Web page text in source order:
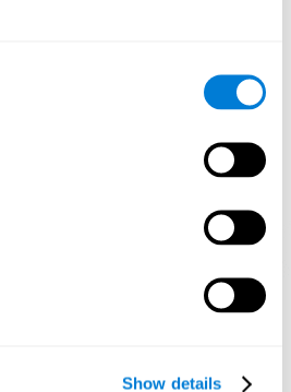
Show details
creare nuove sinopsi, riorganizzare i
delle reti neuronali dopo soli 3
quando non alleno le